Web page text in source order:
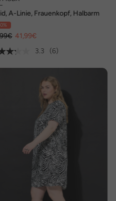
A-Linie, Frauenkopf, Halbarm
41,99€
3.3
(6)